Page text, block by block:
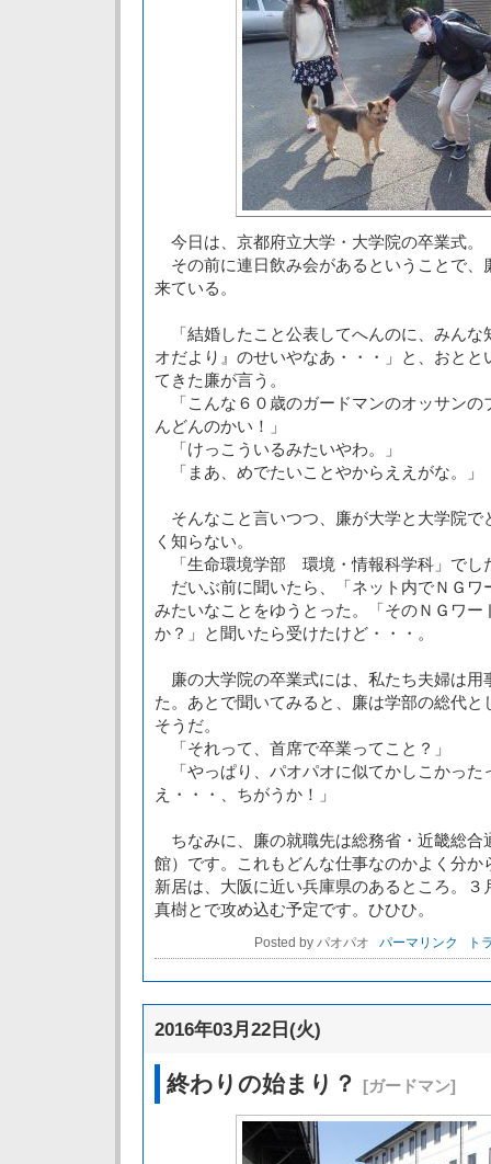
今日は、京都府立大学・大学院の卒業式。
その前に連日飲み会があるということで、
来ている。
「結婚したこと公表してへんのに、みんな
オだより』のせいやなあ・・・」と、おと
てきた廉が言う。
「こんな６０歳のガードマンのオッサンの
んどんのかい！」
「けっこういるみたいやわ。」
「まあ、めでたいことやからええがな。」
そんなこと言いつつ、廉が大学と大学院で
く知らない。
「生命環境学部 環境・情報科学科」でし
だいぶ前に聞いたら、「ネット内でＮＧワ
みたいなことをゆうとった。「そのＮＧワー
か？」と聞いたら受けたけど・・・。
廉の大学院の卒業式には、私たち夫婦は用
た。あとで聞いてみると、廉は学部の総代
そうだ。
「それって、首席で卒業ってこと？」
「やっぱり、パオパオに似てかしこかった
え・・・、ちがうか！」
ちなみに、廉の就職先は総務省・近畿総合
館）です。これもどんな仕事なのかよく分か
新居は、大阪に近い兵庫県のあるところ。
真樹とで攻め込む予定です。ひひひ。
Posted by パオパオ パーマリンク ト
2016年03月22日(火)
終わりの始まり？ [ガードマン]